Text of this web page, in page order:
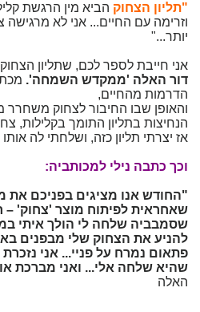
"תליון הצחוק הביא מין הרגשת
וזרימה עם החיים... אני לא מרגישה
יותר..."
אני חייבת לספר לכם, שתליון
דור האלה 'ממקדש השמחה'.
הדרמות מהחיים,
והאופן שבו החיבור לצחוק משחרר
הנחיצות בתליון התומך בקלילות,
אז יצרתי תליון כזה, ושלחתי לה
וכך כתבה נילי למכותביה:
"החודש אנו מציגים בפניכם את
שאחראית לפיתוח מוצר 'צחוק' –
שסמבביה שלחה לי הולך איתי
להניע את הצחוק שלי מבפנים
פתאום נמרח על פניי... אני
שהיא שלחה אלי... ואני מברכת
האלה